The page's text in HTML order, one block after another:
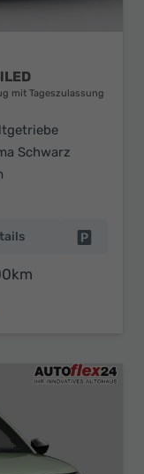
mit Tageszulassung
Schwarz